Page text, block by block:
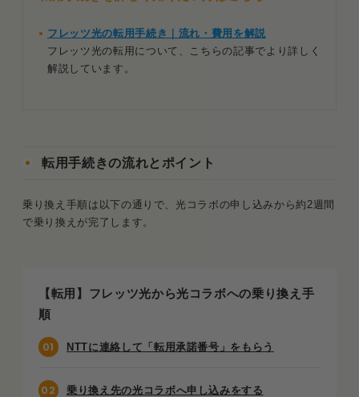
フレッツ光の転用手続き｜流れ・費用を解説
フレッツ光の転用について、こちらの記事でより詳しく
解説しています。
転用手続きの流れとポイント
乗り換え手順は以下の通りで、光コラボの申し込みから約2週間
で乗り換えが完了します。
【転用】フレッツ光から光コラボへの乗り換え手
順
NTTに連絡して「転用承諾番号」をもらう
乗り換え先の光コラボへ申し込みをする